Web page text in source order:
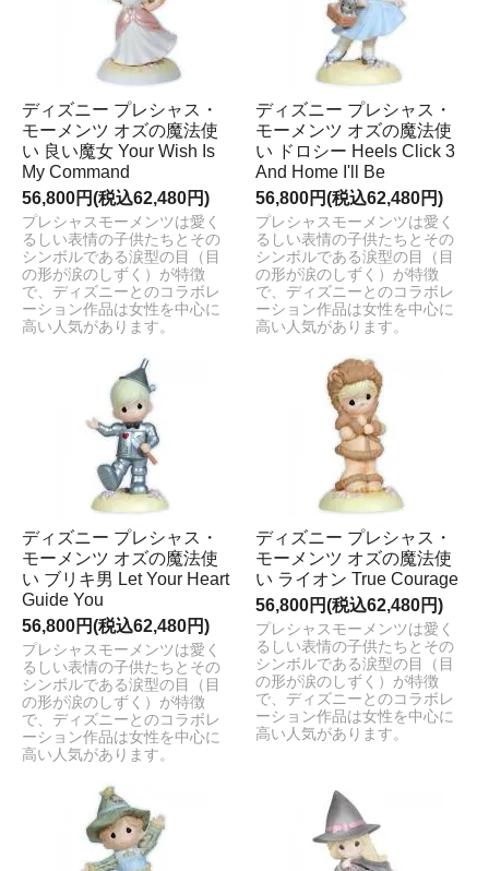
ディズニー プレシャス・
モーメンツ オズの魔法使
い 良い魔女 Your Wish Is
My Command
56,800円(税込62,480円)
プレシャスモーメンツは愛く
るしい表情の子供たちとその
シンボルである涙型の目（目
の形が涙のしずく）が特徴
で、ディズニーとのコラボレ
ーション作品は女性を中心に
高い人気があります。
ディズニー プレシャス・
モーメンツ オズの魔法使
い ドロシー Heels Click 3
And Home I'll Be
56,800円(税込62,480円)
プレシャスモーメンツは愛く
るしい表情の子供たちとその
シンボルである涙型の目（目
の形が涙のしずく）が特徴
で、ディズニーとのコラボレ
ーション作品は女性を中心に
高い人気があります。
ディズニー プレシャス・
モーメンツ オズの魔法使
い ブリキ男 Let Your Heart
Guide You
56,800円(税込62,480円)
プレシャスモーメンツは愛く
るしい表情の子供たちとその
シンボルである涙型の目（目
の形が涙のしずく）が特徴
で、ディズニーとのコラボレ
ーション作品は女性を中心に
高い人気があります。
ディズニー プレシャス・
モーメンツ オズの魔法使
い ライオン True Courage
56,800円(税込62,480円)
プレシャスモーメンツは愛く
るしい表情の子供たちとその
シンボルである涙型の目（目
の形が涙のしずく）が特徴
で、ディズニーとのコラボレ
ーション作品は女性を中心に
高い人気があります。